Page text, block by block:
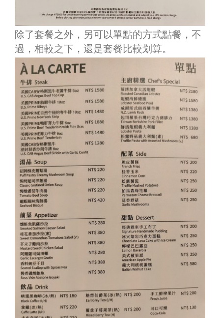
除了套餐之外，另可以單點的方式點餐，不
過，相較之下，還是套餐比較划算。